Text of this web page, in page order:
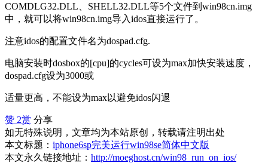
COMDLG32.DLL
SHELL32.DLL等5个文件到 win98cn.img
中，就可以将win98cn.img导入idos直接运行了。
注意idos的配置文件名为dospad.cfg.
电脑安装时dosbox的[cpu]的cycles可设为max加快安装速度，
dospad.cfg设为3000或
适量更高，不能设为max以避免idos闪退
赞 2赏 分享
如无特殊说明，文章均为本站原创，转载请注明出处
本文标题： iphone6sp完美运行win98se简体中文版
本文永久链接地址： http://moeghost.cn/win98_run_on_ios/